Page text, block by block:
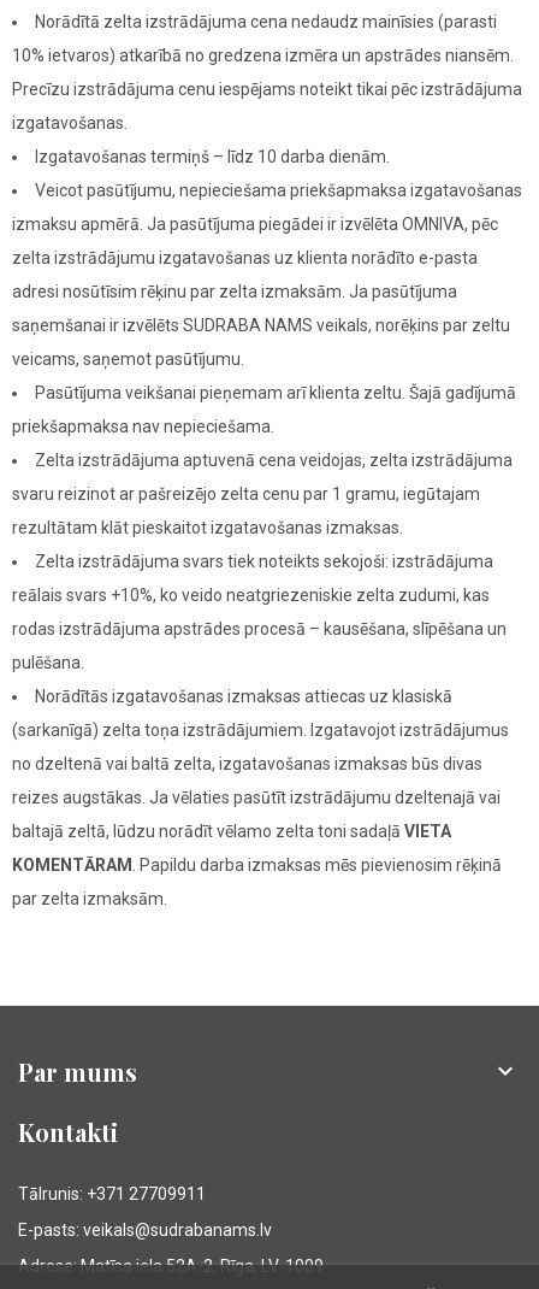
Norādītā zelta izstrādājuma cena nedaudz mainīsies (parasti
10% ietvaros) atkarībā no gredzena izmēra un apstrādes niansēm.
Precīzu izstrādājuma cenu iespējams noteikt tikai pēc izstrādājuma
izgatavošanas.
Izgatavošanas termiņš – līdz 10 darba dienām.
Veicot pasūtījumu, nepieciešama priekšapmaksa izgatavošanas
izmaksu apmērā. Ja pasūtījuma piegādei ir izvēlēta OMNIVA, pēc
zelta izstrādājumu izgatavošanas uz klienta norādīto e-pasta
adresi nosūtīsim rēķinu par zelta izmaksām. Ja pasūtījuma
saņemšanai ir izvēlēts SUDRABA NAMS veikals, norēķins par zeltu
veicams, saņemot pasūtījumu.
Pasūtījuma veikšanai pieņemam arī klienta zeltu. Šajā gadījumā
priekšapmaksa nav nepieciešama.
Zelta izstrādājuma aptuvenā cena veidojas, zelta izstrādājuma
svaru reizinot ar pašreizējo zelta cenu par 1 gramu, iegūtajam
rezultātam klāt pieskaitot izgatavošanas izmaksas.
Zelta izstrādājuma svars tiek noteikts sekojoši: izstrādājuma
reālais svars +10%, ko veido neatgriezeniskie zelta zudumi, kas
rodas izstrādājuma apstrādes procesā – kausēšana, slīpēšana un
pulēšana.
Norādītās izgatavošanas izmaksas attiecas uz klasiskā
(sarkanīgā) zelta toņa izstrādājumiem. Izgatavojot izstrādājumus
no dzeltenā vai baltā zelta, izgatavošanas izmaksas būs divas
reizes augstākas. Ja vēlaties pasūtīt izstrādājumu dzeltenajā vai
baltajā zeltā, lūdzu norādīt vēlamo zelta toni sadaļā VIETA
KOMENTĀRAM . Papildu darba izmaksas mēs pievienosim rēķinā
par zelta izmaksām.
Par mums 
Kontakti
Tālrunis: +371 27709911
E-pasts: veikals@sudrabanams.lv
Adrese: Matīsa iela 52A-2, Rīga, LV-1009